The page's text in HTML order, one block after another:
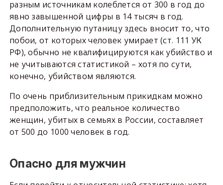
разным источникам колеблется от 300 в год до
явно завышенной цифры в 14 тысяч в год.
Дополнительную путаницу здесь вносит то, что
побои, от которых человек умирает (ст. 111 УК
РФ), обычно не квалифицируются как убийство и
не учитываются статистикой – хотя по сути,
конечно, убийством являются.
По очень приблизительным прикидкам можно
предположить, что реальное количество
женщин, убитых в семьях в России, составляет
от 500 до 1000 человек в год.
Опасно для мужчин